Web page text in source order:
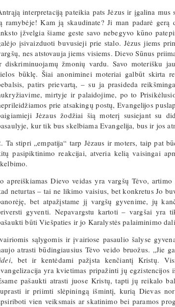
interpretaciją pateikia pats Jėzus ir įgalina
ramybėje! Kam ją skaudinate? Ji man padarė gerą
įžvelgia šiame geste savo nebegyvo kūno
įsivaizduoti buvusieji prie stalo. Jėzus jiems
nes atstovauja jiems visiems. Dievo Sūnus
diskriminuojamų žmonių vardu. Savo moterišku
būklę. Šiai anoniminei moteriai galbūt skirta
patirs prievartą, – su ja prasideda
mirtyje ir palaidojime, po to
prie atsakingų postų, Evangelijos
Jėzaus žodžiai šią moterį susiejant su
kur tik bus skelbiama Evangelija, bus ir jos
Ta stipri „empatija“ tarp Jėzaus ir moters, taip pat
pasipiktinimo reakcijai, atveria kelią vaisingai
apreiškiamas Dievo veidas yra vargšų Tėvo,
neturtas – tai ne likimo vaisius, bet konkretus Jo
bet atpažįstame jį vargšų gyvenime, jų
gyventi. Nepavargstu kartoti – vargšai yra
būti Viešpaties ir jo Karalystės palaiminimo
sąlygomis ir įvairiose pasaulio šalyse
atrasti būdingiausius Tėvo veido bruožus.
, bet ir kentėdami pažįsta kenčiantį Kristų.
yra kvietimas pripažinti jų
pašaukti atrasti juose Kristų, tapti jų reikalo
ir priimti slėpiningą išmintį, kurią Dievas
vien veiksmais ar skatinimo bei paramos